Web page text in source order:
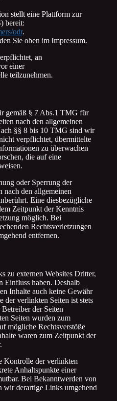
stellt eine Plattform zur
bereit:
odr.
Sie oben im Impressum.
an
einer
teilzunehmen.
gemäß § 7 Abs.1 TMG für
nach den allgemeinen
§§ 8 bis 10 TMG sind wir
verpflichtet, übermittelte
zu überwachen
die auf eine
oder Sperrung der
den allgemeinen
Eine diesbezügliche
Zeitpunkt der Kenntnis
möglich. Bei
Rechtsverletzungen
entfernen.
zu externen Websites Dritter,
Einfluss haben. Deshalb
Inhalte auch keine Gewähr
der verlinkten Seiten ist stets
der Seiten
Seiten wurden zum
mögliche Rechtsverstöße
waren zum Zeitpunkt der
Kontrolle der verlinkten
Anhaltspunkte einer
Bei Bekanntwerden von
wir derartige Links umgehend